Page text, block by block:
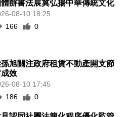
體辦書法展冀弘揚中華傳統文化
08-10 18:25
166
0
旭關注政府租賃不動產開支節
效
08-10 17:45
186
0